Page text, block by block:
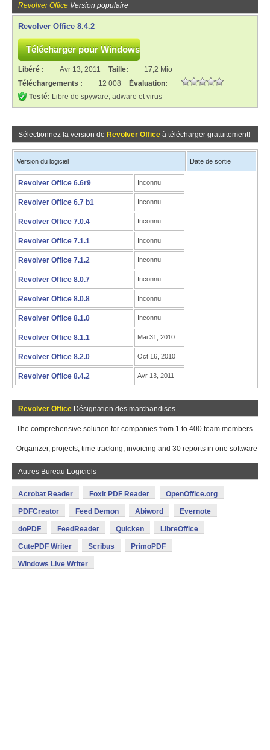
Revolver Office Version populaire
Revolver Office 8.4.2
Libéré : Avr 13, 2011 Taille:
17,2 Mio
Téléchargements :
12 008
Évaluation:
Testé: Libre de spyware, adware et virus
Sélectionnez la version de Revolver Office à télécharger gratuitement!
Version du logiciel Date de sortie
Revolver Office 6.6r9 Inconnu
Revolver Office 6.7 b1 Inconnu
Revolver Office 7.0.4 Inconnu
Revolver Office 7.1.1 Inconnu
Revolver Office 7.1.2 Inconnu
Revolver Office 8.0.7 Inconnu
Revolver Office 8.0.8 Inconnu
Revolver Office 8.1.0 Inconnu
Revolver Office 8.1.1 Mai 31, 2010
Revolver Office 8.2.0 Oct 16, 2010
Revolver Office 8.4.2 Avr 13, 2011
Revolver Office Désignation des marchandises
- The comprehensive solution for companies from 1 to 400 team members
- Organizer, projects, time tracking, invoicing and 30 reports in one software
Autres Bureau Logiciels
Acrobat Reader Foxit PDF Reader OpenOffice.org
PDFCreator Feed Demon Abiword Evernote
doPDF FeedReader Quicken LibreOffice
CutePDF Writer Scribus PrimoPDF
Windows Live Writer